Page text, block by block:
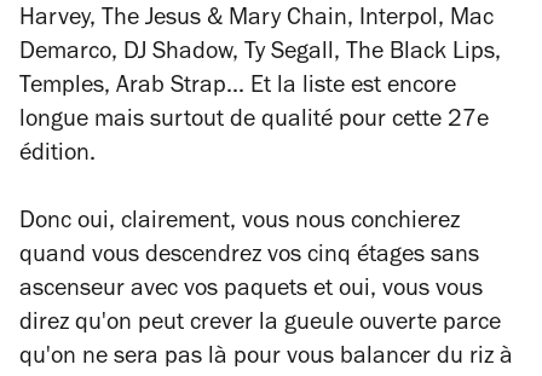
Harvey, The Jesus & Mary Chain, Interpol, Mac
Demarco, DJ Shadow, Ty Segall, The Black Lips,
Temples, Arab Strap... Et la liste est encore
longue mais surtout de qualité pour cette 27e
édition.
Donc oui, clairement, vous nous conchierez
quand vous descendrez vos cinq étages sans
ascenseur avec vos paquets et oui, vous vous
direz qu'on peut crever la gueule ouverte parce
qu'on ne sera pas là pour vous balancer du riz à